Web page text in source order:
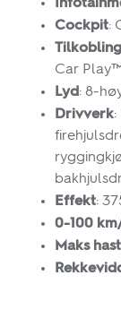
Cockpit:
Car
Lyd: 8-
Drivverk:
Effekt:
0-100
Maks